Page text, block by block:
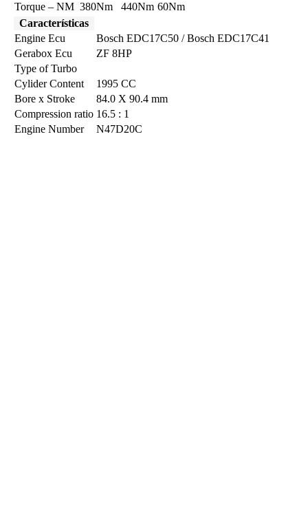
Torque – NM 380Nm 440Nm 60Nm
Características
Engine Ecu
Bosch EDC17C50 / Bosch EDC17C41
Gerabox Ecu
ZF 8HP
Type of Turbo
Cylider Content
1995 CC
Bore x Stroke
84.0 X 90.4 mm
Compression ratio 16.5 : 1
Engine Number
N47D20C